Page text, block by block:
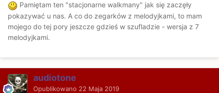
Pamiętam ten "stacjonarne walkmany" jak się zaczęły
pokazywać u nas. A co do zegarków z melodyjkami, to mam
mojego do tej pory jeszcze gdzieś w szufladzie - wersja z 7
melodyjkami.
audiotone
Opublikowano 22 Maja 2019